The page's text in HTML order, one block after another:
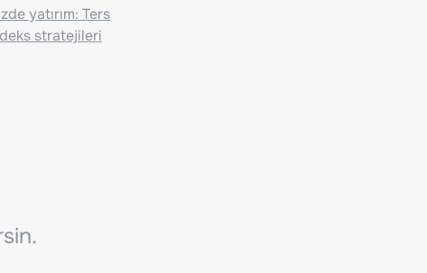
yatırım: Ters
stratejileri